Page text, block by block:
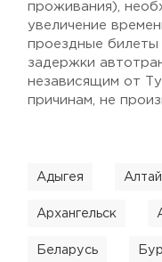
проживания),
увеличение
проездные билеты
задержки
независящим от
причинам, не
Адыгея Алтай
Архангельск
Беларусь